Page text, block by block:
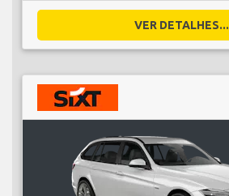
VER DETALHES...